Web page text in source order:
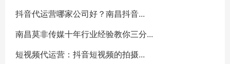
抖音代运营哪家公司好？南昌抖音...
南昌莫非传媒十年行业经验教你三分...
短视频代运营：抖音短视频的拍摄...